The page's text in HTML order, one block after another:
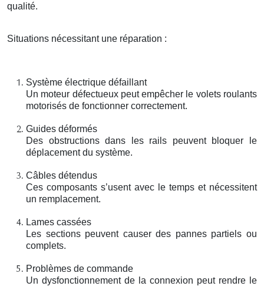
qualité.
Situations nécessitant une réparation :
Système électrique défaillant
Un moteur défectueux peut empêcher le volets roulants
motorisés de fonctionner correctement.
Guides déformés
Des obstructions dans les rails peuvent bloquer le
déplacement du système.
Câbles détendus
Ces composants s’usent avec le temps et nécessitent
un remplacement.
Lames cassées
Les sections peuvent causer des pannes partiels ou
complets.
Problèmes de commande
Un dysfonctionnement de la connexion peut rendre le